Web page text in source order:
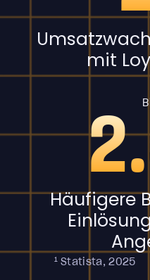
mit
Häufigere
1 Statista, 2025